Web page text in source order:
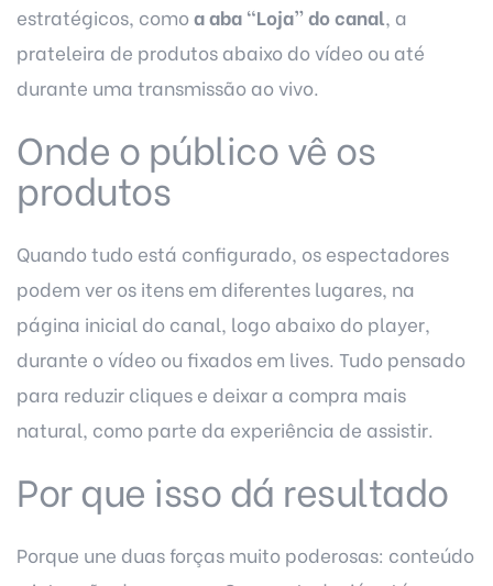
estratégicos, comoa aba “Loja” do canal, a
prateleira de produtos abaixo do vídeo ou até
durante uma transmissão ao vivo.
Onde o público vê os
produtos
Quando tudo está configurado, os espectadores
podem ver os itens em diferentes lugares, na
página inicial do canal, logo abaixo do player,
durante o vídeo ou fixados em lives. Tudo pensado
para reduzir cliques e deixar a compra mais
natural, como parte da experiência de assistir.
Por que isso dá resultado
Porque une duas forças muito poderosas: conteúdo